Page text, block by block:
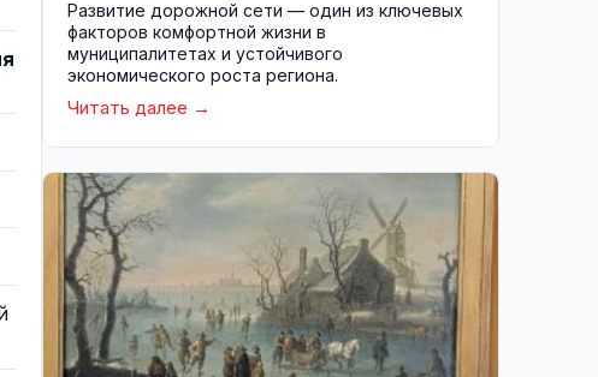
Развитие дорожной сети — один из ключевых
факторов комфортной жизни в
муниципалитетах и устойчивого
экономического роста региона.
Читать далее